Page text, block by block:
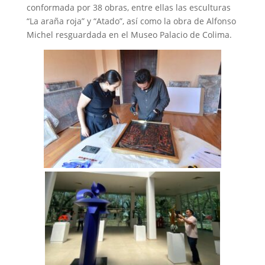
conformada por 38 obras, entre ellas las esculturas
“La araña roja” y “Atado”, así como la obra de Alfonso
Michel resguardada en el Museo Palacio de Colima.